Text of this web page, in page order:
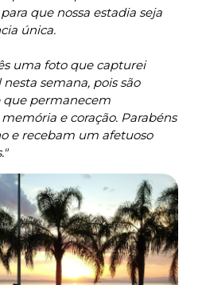
que nossa estadia seja
única.
uma foto que capturei
semana, pois são
que permanecem
e coração. Parabéns
e recebam um afetuoso